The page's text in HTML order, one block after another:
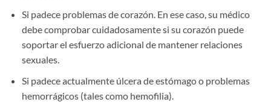
Si padece problemas de corazón. En ese caso, su médico
debe comprobar cuidadosamente si su corazón puede
soportar el esfuerzo adicional de mantener relaciones
sexuales.
Si padece actualmente úlcera de estómago o problemas
hemorrágicos (tales como hemofilia).